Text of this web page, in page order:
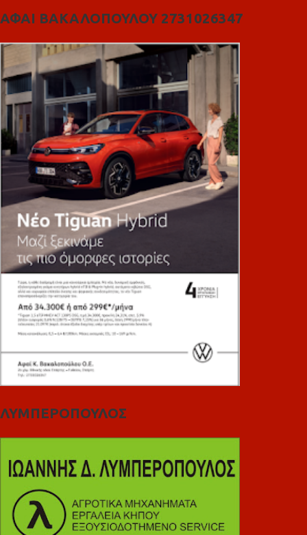
ΑΦΑΙ ΒΑΚΑΛΟΠΟΥΛΟΥ 2731026347
ΛΥΜΠΕΡΟΠΟΥΛΟΣ